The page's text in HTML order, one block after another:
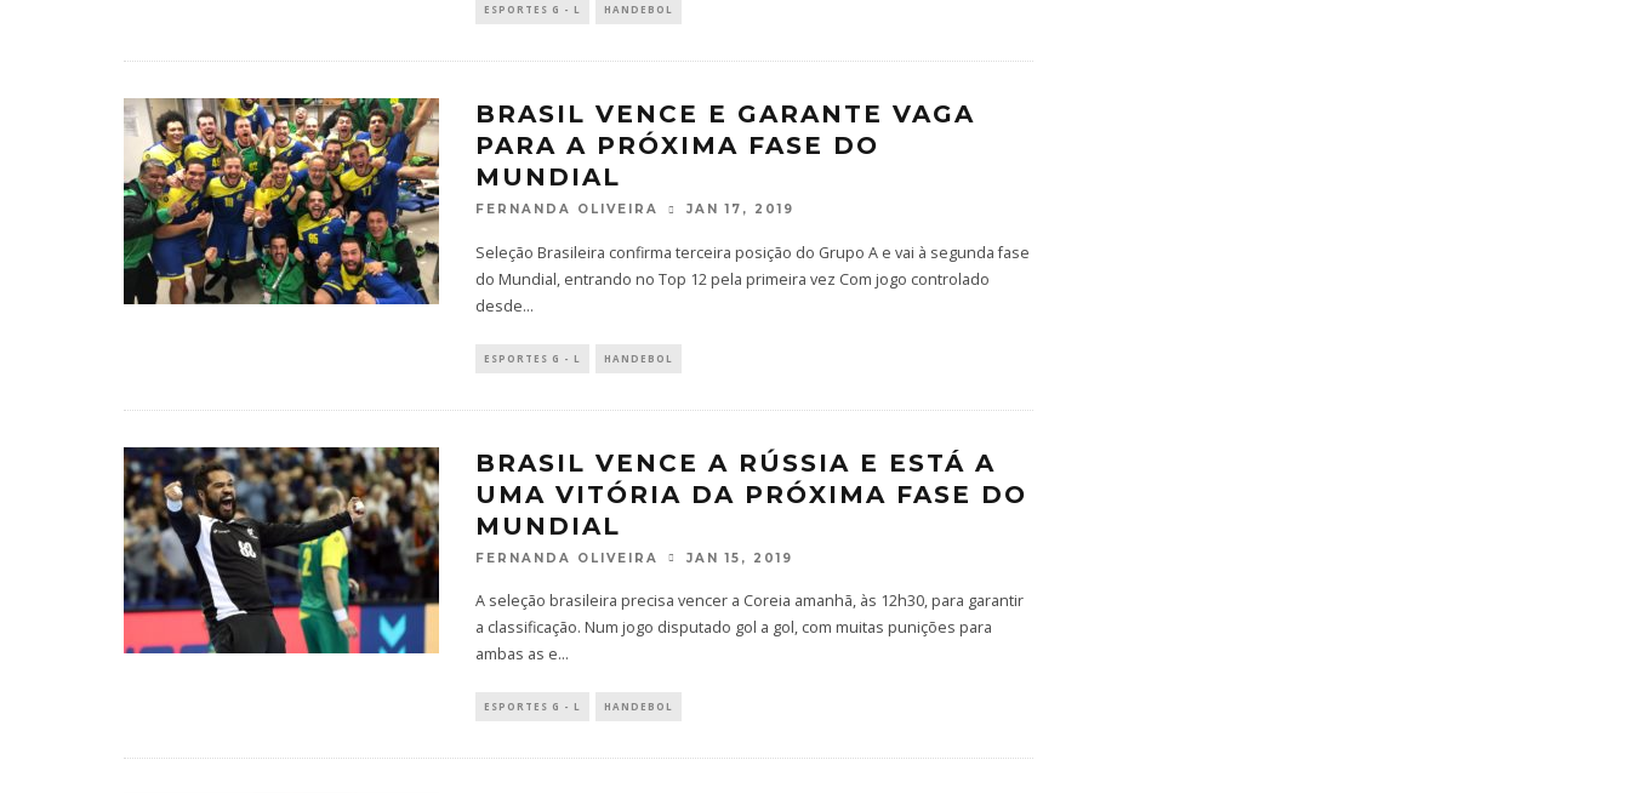
ESPORTES G - L HANDEBOL
BRASIL VENCE E GARANTE VAGA
PARA A PRÓXIMA FASE DO
MUNDIAL
FERNANDA OLIVEIRA JAN 17, 2019
Seleção Brasileira confirma terceira posição do Grupo A e vai à segunda fase
do Mundial, entrando no Top 12 pela primeira vez Com jogo controlado
desde...
ESPORTES G - L HANDEBOL
BRASIL VENCE A RÚSSIA E ESTÁ A
UMA VITÓRIA DA PRÓXIMA FASE DO
MUNDIAL
FERNANDA OLIVEIRA JAN 15, 2019
A seleção brasileira precisa vencer a Coreia amanhã, às 12h30, para garantir
a classificação. Num jogo disputado gol a gol, com muitas punições para
ambas as e...
ESPORTES G - L HANDEBOL